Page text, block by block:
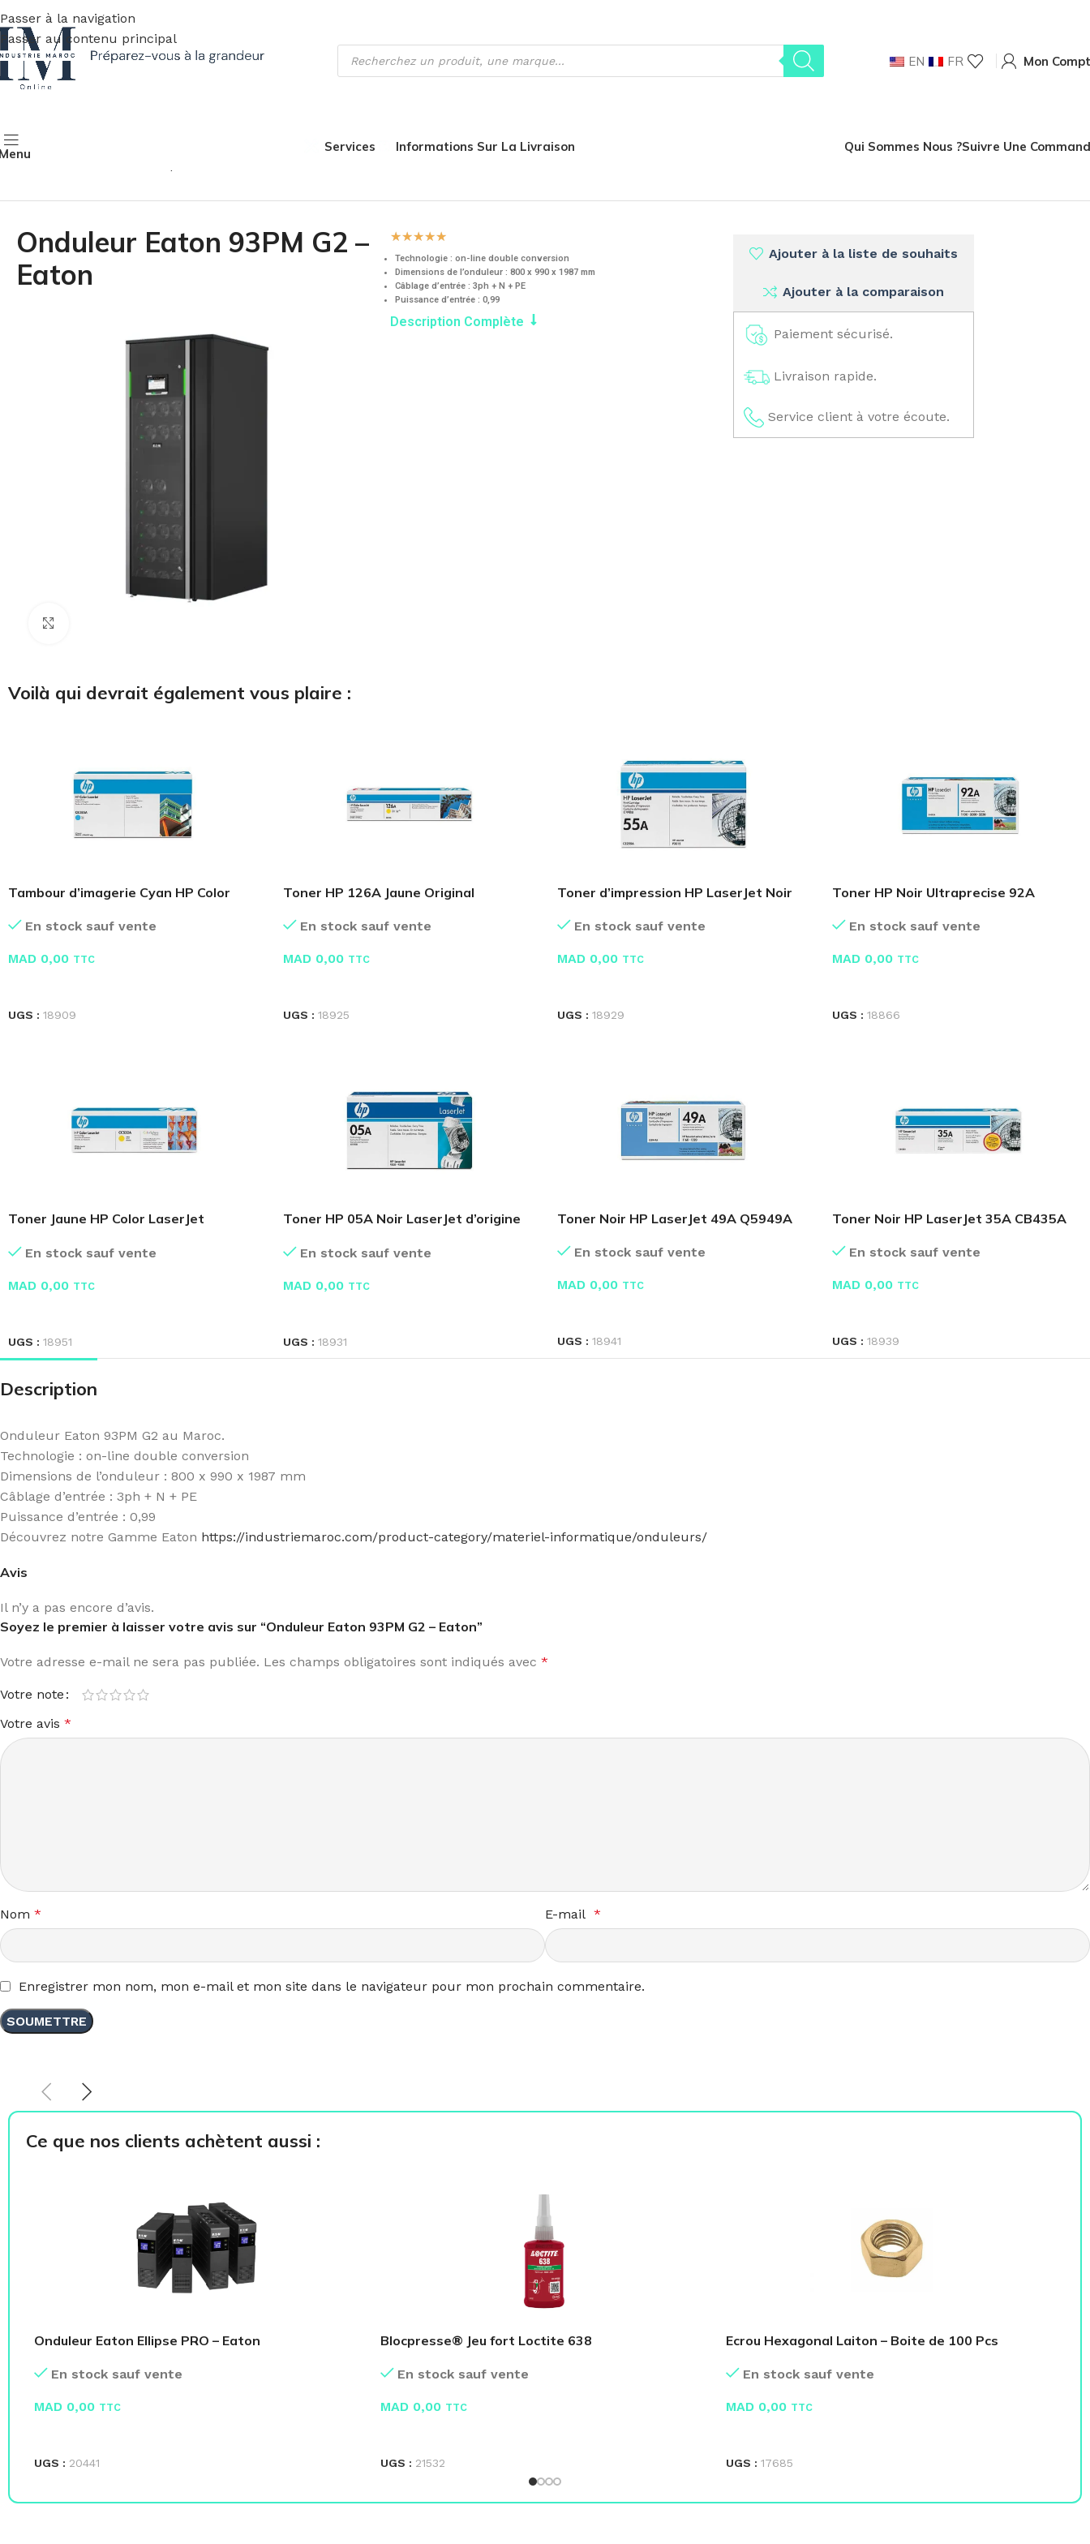
Passer à la navigation
Passer au contenu principal
EN
FR Mon
Services Informations Sur La Livraison Qui Sommes Nous ?Suivre Une
Onduleur Eaton 93PM G2 –
Eaton
☆☆☆☆☆
Technologie : on-line double conversion
Dimensions de l’onduleur : 800 x 990 x 1987 mm
Câblage d’entrée : 3ph + N + PE
Puissance d’entrée : 0,99
Description Complète
Ajouter à la liste de souhaits
Ajouter à la comparaison
Paiement sécurisé.
Livraison rapide.
Service client à votre écoute.
Voilà qui devrait également vous plaire :
Tambour d’imagerie Cyan HP Color
En stock sauf vente
MAD 0,00 TTC
UGS : 18909
Toner HP 126A Jaune Original
En stock sauf vente
MAD0,00 TTC
UGS : 18925
Toner d’impression HP LaserJet Noir
En stock sauf vente
MAD 0,00 TTC
UGS : 18929
Toner HP Noir Ultraprecise 92A
En stock sauf vente
MAD0,00 TTC
UGS : 18866
Toner Jaune HP Color LaserJet
En stock sauf vente
MAD 0,00 TTC
UGS : 18951
Toner HP 05A Noir LaserJet d’origine
En stock sauf vente
MAD0,00 TTC
UGS : 18931
Toner Noir HP LaserJet 49A Q5949A
En stock sauf vente
MAD 0,00 TTC
UGS : 18941
Toner Noir HP LaserJet 35A CB435A
En stock sauf vente
MAD0,00 TTC
UGS : 18939
Description
Onduleur Eaton 93PM G2 au Maroc.
Technologie : on-line double conversion
Dimensions de l’onduleur : 800 x 990 x 1987 mm
Câblage d’entrée : 3ph + N + PE
Puissance d’entrée : 0,99
Découvrez notre Gamme Eaton https://industriemaroc.com/product-category/materiel-informatique/onduleurs/
Avis
Il n’y a pas encore d’avis.
Soyez le premier à laisser votre avis sur “Onduleur Eaton 93PM G2 – Eaton”
Votre adresse e-mail ne sera pas publiée. Les champs obligatoires sont indiqués avec *
Votre note
Votre avis *
Nom * E-mail *
Enregistrer mon nom, mon e-mail et mon site dans le navigateur pour mon prochain commentaire.
Ce que nos clients achètent aussi :
Onduleur Eaton Ellipse PRO – Eaton
En stock sauf vente
MAD 0,00 TTC
UGS : 20441
Blocpresse® Jeu fort Loctite 638
En stock sauf vente
MAD0,00 TTC
UGS : 21532
Ecrou Hexagonal Laiton – Boite de 100 Pcs
En stock sauf vente
MAD 0,00 TTC
UGS :17685